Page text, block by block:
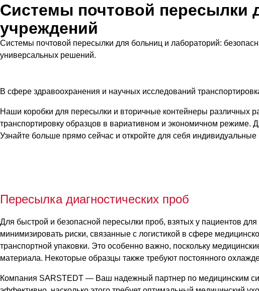
Системы почтовой пересылки
учреждений
Системы почтовой пересылки для больниц и лабораторий:
универсальных решений.
В сфере здравоохранения и научных исследований
Наши коробки для пересылки и вторичные контейнеры различных
транспортировку образцов в вариативном и экономичном режиме.
Узнайте больше прямо сейчас и откройте для себя
Пересылка диагностических проб
Для быстрой и безопасной пересылки проб, взятых у пациентов
минимизировать риски, связанные с логистикой в сфере
транспортной упаковки. Это особенно важно, поскольку
материала. Некоторые образцы также требуют постоянного
Компания SARSTEDT — Ваш надежный партнер по медицинским